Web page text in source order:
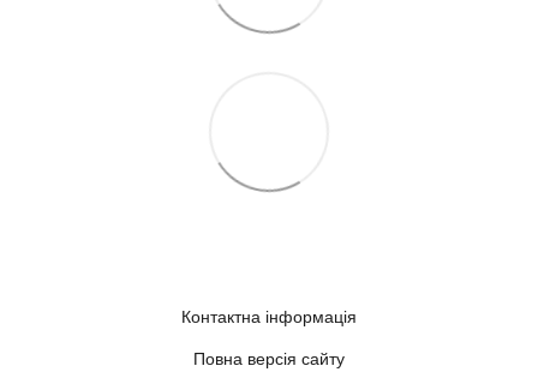
Контактна інформація
Повна версія сайту